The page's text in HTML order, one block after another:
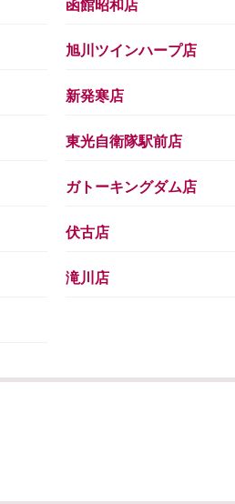
函館昭和店
旭川ツインハープ店
新発寒店
東光自衛隊駅前店
ガトーキングダム店
伏古店
滝川店